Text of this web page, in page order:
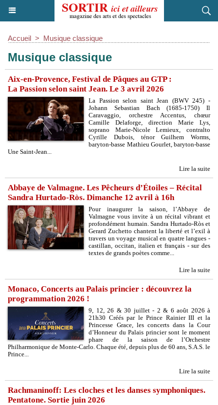
Accueil > Musique classique
Musique classique
Aix-en-Provence, Festival de Pâques au GTP :
La Passion selon saint Jean. Le 3 avril 2026
La Passion selon saint Jean (BWV 245) -
Johann Sebastian Bach (1685-1750) Il
Caravaggio, orchestre Accentus, chœur
Camille Delaforge, direction Marie Lys,
soprano Marie-Nicole Lemieux, contralto
Cyrille Dubois, ténor Guilhem Worms,
baryton-basse Mathieu Gourlet, baryton-basse
Une Saint-Jean...
Lire la suite
Abbaye de Valmagne. Les Pêcheurs d’Étoiles – Récital
Sandra Hurtado-Ròs. Dimanche 12 avril à 16h
Pour inaugurer la saison, l’Abbaye de
Valmagne vous invite à un récital vibrant et
profondément humain. Sandra Hurtado-Ròs et
Gerard Zuchetto chantent la liberté et l’exil à
travers un voyage musical en quatre langues -
castillan, occitan, italien et français - sur des
textes de grands poètes comme...
Lire la suite
Monaco, Concerts au Palais princier : découvrez la
programmation 2026 !
9, 12, 26 & 30 juillet - 2 & 6 août 2026 à
21h30 Créés par le Prince Rainier III et la
Princesse Grace, les concerts dans la Cour
d’Honneur du Palais princier sont le moment
phare de la saison de l’Orchestre
Philharmonique de Monte-Carlo. Chaque été, depuis plus de 60 ans, S.A.S. le
Prince...
Lire la suite
Rachmaninoff: Les cloches et les danses symphoniques.
Pentatone. Sortie juin 2026